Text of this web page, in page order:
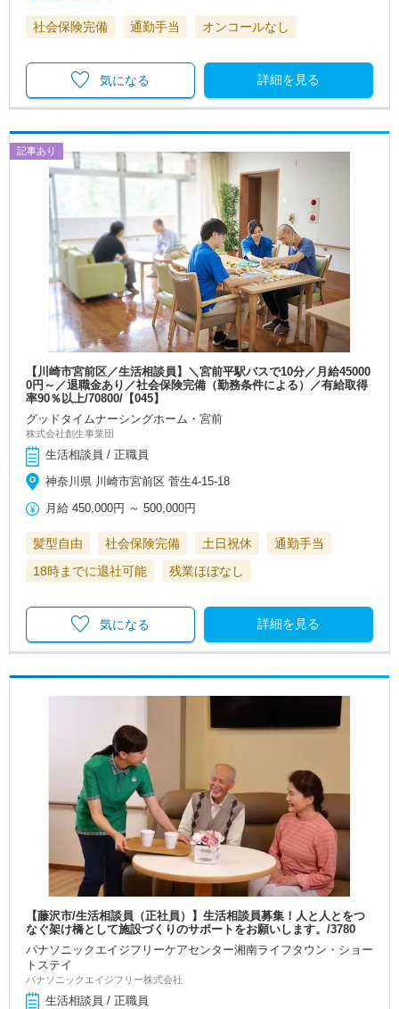
社会保険完備 通勤手当 オンコールなし
詳細を見る
気になる
記事あり
【川崎市宮前区／生活相談員】＼宮前平駅バスで10分／月給45000
0円～／退職金あり／社会保険完備（勤務条件による）／有給取得
率90％以上/70800/【045】
グッドタイムナーシングホーム・宮前
株式会社創生事業団
生活相談員 / 正職員
神奈川県 川崎市宮前区 菅生4-15-18
月給 450,000円 ～500,000円
髪型自由 社会保険完備 土日祝休
通勤手当
18時までに退社可能
残業ほぼなし
詳細を見る
気になる
【藤沢市/生活相談員（正社員）】生活相談員募集！人と人とをつ
なぐ架け橋として施設づくりのサポートをお願いします。/3780
パナソニックエイジフリーケアセンター湘南ライフタウン・ショー
トステイ
パナソニックエイジフリー株式会社
生活相談員 / 正職員